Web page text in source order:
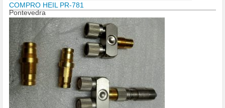
COMPRO HEIL PR-781
Pontevedra